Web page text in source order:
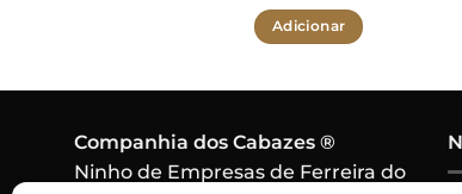
Adicionar
Companhia dos Cabazes ®
Ninho de Empresas de Ferreira do